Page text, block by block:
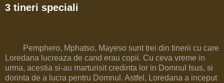
3 tineri speciali
Pemphero, Mphatso, Mayeso sunt trei din tinerii cu care
Loredana lucreaza de cand erau copii. Cu ceva vreme in
urma, acestia si-au marturisit credinta lor in Domnul Isus, si
dorinta de a lucra pentru Domnul. Astfel, Loredana a inceput